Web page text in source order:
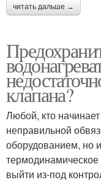
читать дальше →
клапана?
Любой, кто
неправильной
оборудованием, но
выйти из-под